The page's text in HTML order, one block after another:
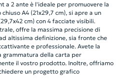
a 2 ante è l'ideale per promuovere la
A4 (21x29,7 cm), si apre a un
cm) con 4 facciate visibili.
offre la massima precisione di
altissima definizione, sia fronte che
e professionale. Avete la
grammatura della carta per
il vostro prodotto. Inoltre, offriamo
un progetto grafico